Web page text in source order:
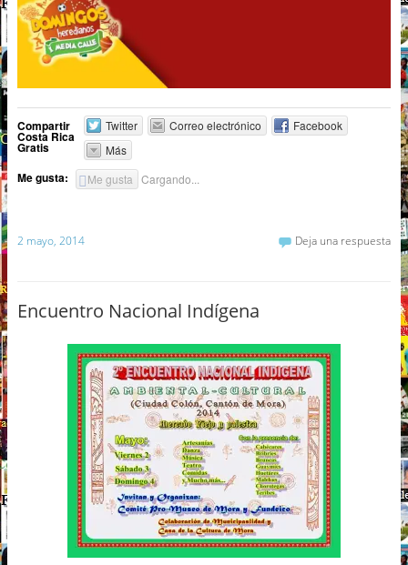
Compartir
Costa Rica
Gratis
Twitter Correo electrónico
Facebook
Más
Me gusta: Me gusta Cargando...
2 mayo, 2014 Deja una respuesta
Encuentro Nacional Indígena